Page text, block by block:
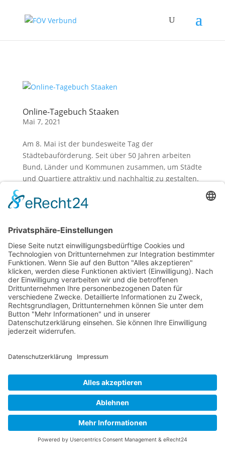
Online-Tagebuch Staaken
Mai 7, 2021
Am 8. Mai ist der bundesweite Tag der
Städtebauförderung. Seit über 50 Jahren arbeiten
Bund, Länder und Kommunen zusammen, um Städte
und Quartiere attraktiv und nachhaltig zu gestalten.
die Möglichkeit, eigene...
Buy now